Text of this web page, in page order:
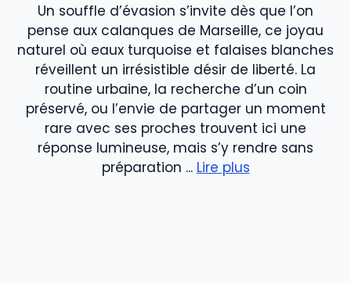
Un souffle d’évasion s’invite dès que l’on
pense aux calanques de Marseille, ce joyau
naturel où eaux turquoise et falaises blanches
réveillent un irrésistible désir de liberté. La
routine urbaine, la recherche d’un coin
préservé, ou l’envie de partager un moment
rare avec ses proches trouvent ici une
réponse lumineuse, mais s’y rendre sans
préparation ... Lire plus